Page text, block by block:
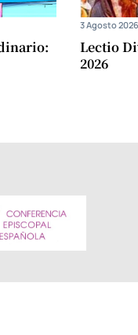
Lectio
2026
3 Agosto 2026